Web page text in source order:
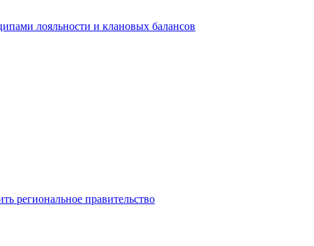
лояльности и клановых балансов
региональное правительство